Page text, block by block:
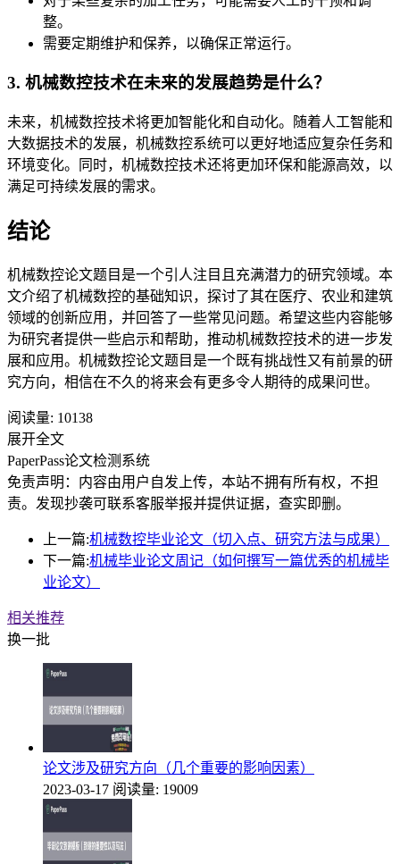
整。
需要定期维护和保养，以确保正常运行。
3. 机械数控技术在未来的发展趋势是什么？
未来，机械数控技术将更加智能化和自动化。随着人工智能和
大数据技术的发展，机械数控系统可以更好地适应复杂任务和
环境变化。同时，机械数控技术还将更加环保和能源高效，以
满足可持续发展的需求。
结论
机械数控论文题目是一个引人注目且充满潜力的研究领域。本
文介绍了机械数控的基础知识，探讨了其在医疗、农业和建筑
领域的创新应用，并回答了一些常见问题。希望这些内容能够
为研究者提供一些启示和帮助，推动机械数控技术的进一步发
展和应用。机械数控论文题目是一个既有挑战性又有前景的研
究方向，相信在不久的将来会有更多令人期待的成果问世。
阅读量: 10138
展开全文
PaperPass论文检测系统
免责声明：内容由用户自发上传，本站不拥有所有权，不担
责。发现抄袭可联系客服举报并提供证据，查实即删。
上一篇:机械数控毕业论文（切入点、研究方法与成果）
下一篇:机械毕业论文周记（如何撰写一篇优秀的机械毕
业论文）
相关推荐
换一批
论文涉及研究方向（几个重要的影响因素）
2023-03-17 阅读量: 19009